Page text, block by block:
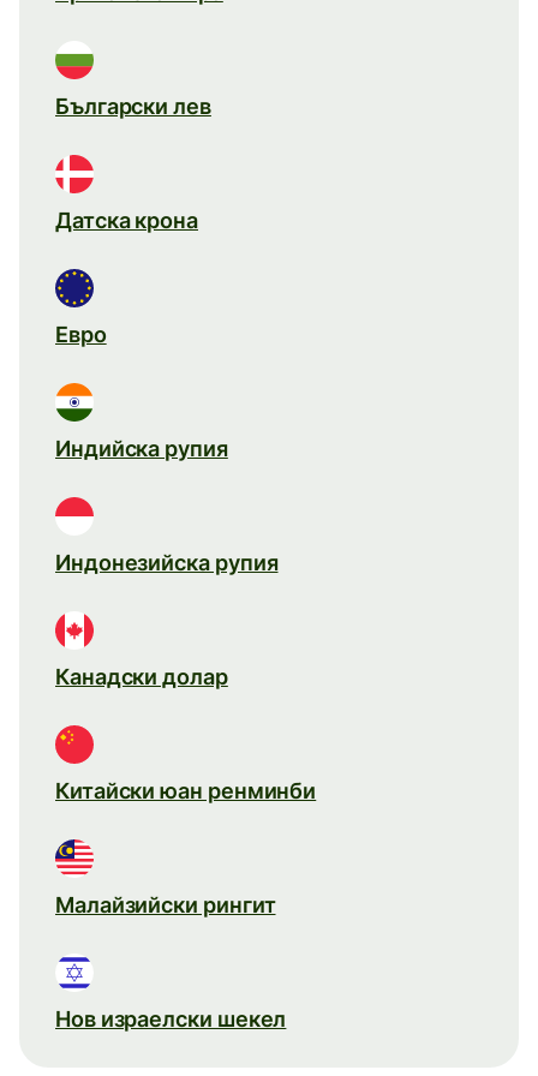
Български лев
Датска крона
Евро
Индийска рупия
Индонезийска рупия
Канадски долар
Китайски юан ренминби
Малайзийски рингит
Нов израелски шекел